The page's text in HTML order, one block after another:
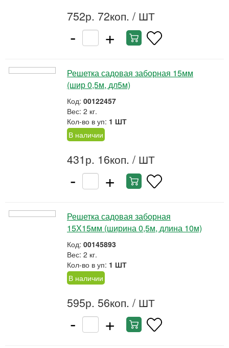
752р. 72коп. / ШТ
- +
Решетка садовая заборная 15мм
(шир 0,5м, дл5м)
Код: 00122457
Вес: 2 кг.
Кол-во в уп: 1 ШТ
В наличии
431р. 16коп. / ШТ
- +
Решетка садовая заборная
15Х15мм (ширина 0,5м, длина 10м)
Код: 00145893
Вес: 2 кг.
Кол-во в уп: 1 ШТ
В наличии
595р. 56коп. / ШТ
- +